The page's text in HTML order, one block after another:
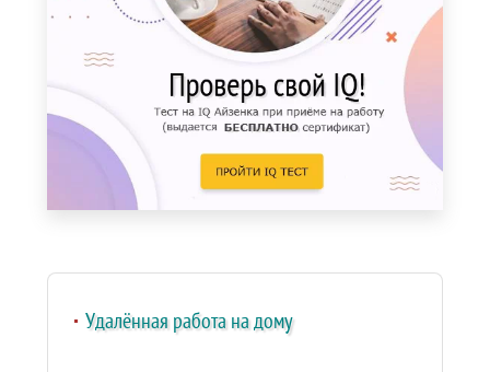
Удалённая работа на дому